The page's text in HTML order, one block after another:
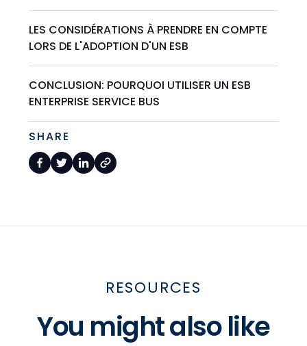
LES CONSIDÉRATIONS À PRENDRE EN COMPTE
LORS DE L'ADOPTION D'UN ESB
CONCLUSION: POURQUOI UTILISER UN ESB
ENTERPRISE SERVICE BUS
SHARE
RESOURCES
You might also like